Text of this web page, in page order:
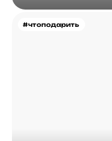
#чтоподарить